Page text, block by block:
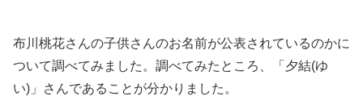
布川桃花さんの子供さんのお名前が公表されているのかに
ついて調べてみました。調べてみたところ、「夕結(ゆ
い)」さんであることが分かりました。